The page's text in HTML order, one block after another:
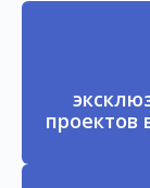
проектов